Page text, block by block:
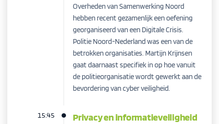
Overheden van Samenwerking Noord
hebben recent gezamenlijk een oefening
georganiseerd van een Digitale Crisis.
Politie Noord-Nederland was een van de
betrokken organisaties. Martijn Krijnsen
gaat daarnaast specifiek in op hoe vanuit
de politieorganisatie wordt gewerkt aan de
bevordering van cyber veiligheid.
15:45
Privacy en informatieveiligheid